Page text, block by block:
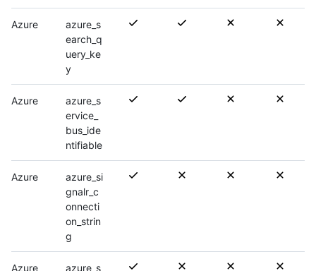
Azure
azure_s
earch_q
uery_ke
y
Azure
azure_s
ervice_
bus_ide
ntifiable
Azure
azure_si
gnalr_c
onnecti
on_strin
g
Azure
azure_s